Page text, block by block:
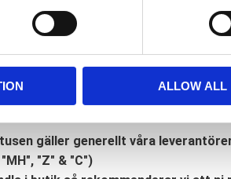
ALLOW ALL
gäller generellt våra
"Z" & "C")